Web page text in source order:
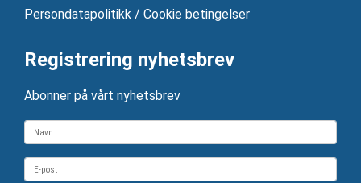
Persondatapolitikk / Cookie betingelser
Registrering nyhetsbrev
Abonner på vårt nyhetsbrev